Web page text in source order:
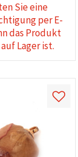
Sie eine
per E-
das Produkt
Lager ist.